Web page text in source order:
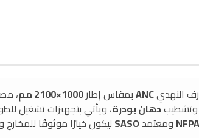
النهديANCبمقاس إطار1000×2100 مم ،
وتشطيبدهان بودرة، ويأتي بتجهيزات تشغيل
NFPA ومعتمدSASO ليكون خيارًا موثوقًا